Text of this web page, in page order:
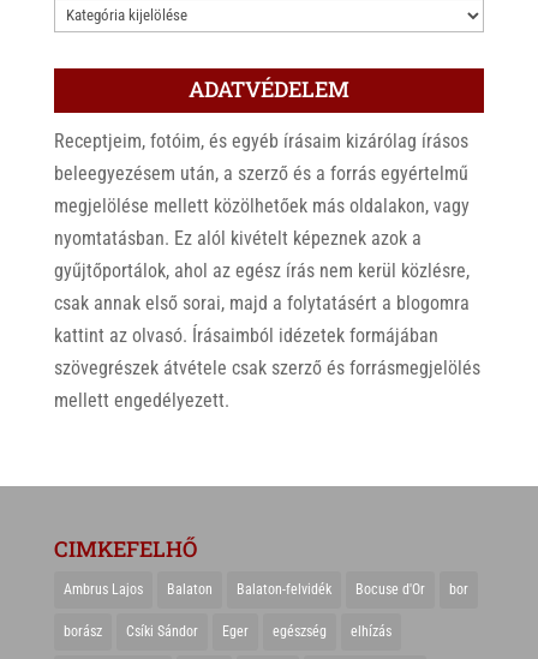
KATEGÓRIÁK
ADATVÉDELEM
Receptjeim, fotóim, és egyéb írásaim kizárólag írásos
beleegyezésem után, a szerző és a forrás egyértelmű
megjelölése mellett közölhetőek más oldalakon, vagy
nyomtatásban. Ez alól kivételt képeznek azok a
gyűjtőportálok, ahol az egész írás nem kerül közlésre,
csak annak első sorai, majd a folytatásért a blogomra
kattint az olvasó. Írásaimból idézetek formájában
szövegrészek átvétele csak szerző és forrásmegjelölés
mellett engedélyezett.
CIMKEFELHŐ
Ambrus Lajos Balaton Balaton-felvidék Bocuse d'Or bor
borász Csíki Sándor Eger egészség elhízás